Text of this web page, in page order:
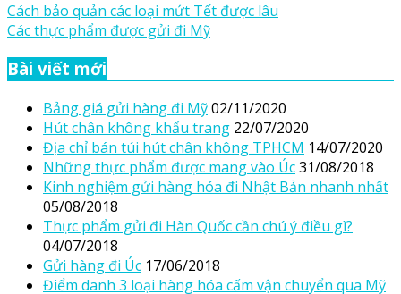
Cách bảo quản các loại mứt Tết được lâu
Các thực phẩm được gửi đi Mỹ
Bài viết mới
Bảng giá gửi hàng đi Mỹ02/11/2020
Hút chân không khẩu trang 22/07/2020
Địa chỉ bán túi hút chân không TPHCM 14/07/2020
Những thực phẩm được mang vào Úc31/08/2018
Kinh nghiệm gửi hàng hóa đi Nhật Bản nhanh nhất
05/08/2018
Thực phẩm gửi đi Hàn Quốc cần chú ý điều gì?
04/07/2018
Gửi hàng đi Úc 17/06/2018
Điểm danh 3 loại hàng hóa cấm vận chuyển qua Mỹ